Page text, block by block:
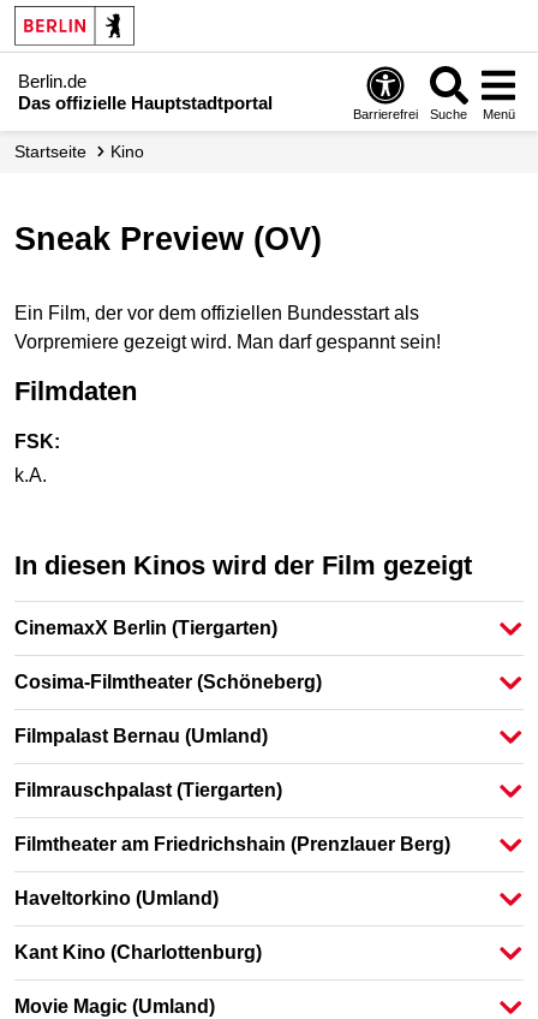
Berlin.de
Das offizielle Hauptstadtportal
Barrierefrei Suche Menü
Startseite Kino
Sneak Preview (OV)
Ein Film, der vor dem offiziellen Bundesstart als
Vorpremiere gezeigt wird. Man darf gespannt sein!
Filmdaten
FSK:
k.A.
In diesen Kinos wird der Film gezeigt
CinemaxX Berlin (Tiergarten)
Cosima-Filmtheater (Schöneberg)
Filmpalast Bernau (Umland)
Filmrauschpalast (Tiergarten)
Filmtheater am Friedrichshain (Prenzlauer Berg)
Haveltorkino (Umland)
Kant Kino (Charlottenburg)
Movie Magic (Umland)